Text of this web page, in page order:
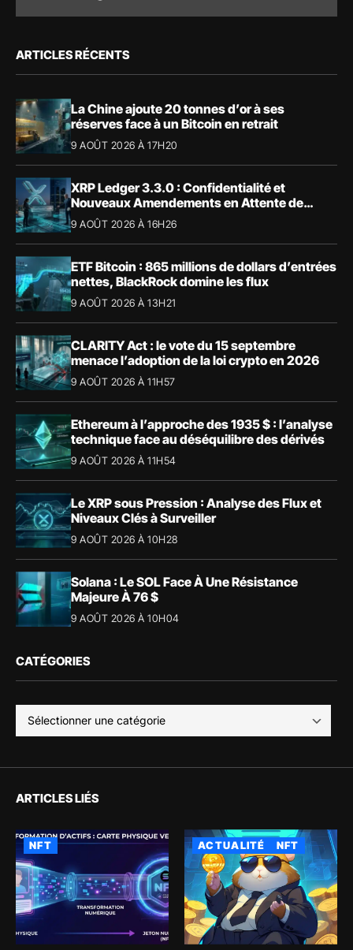
ARTICLES RÉCENTS
La Chine ajoute 20 tonnes d’or à ses
réserves face à un Bitcoin en retrait
9 AOÛT 2026 À 17H20
XRP Ledger 3.3.0 : Confidentialité et
Nouveaux Amendements en Attente de
Validation
9 AOÛT 2026 À 16H26
ETF Bitcoin : 865 millions de dollars d’entrées
nettes, BlackRock domine les flux
9 AOÛT 2026 À 13H21
CLARITY Act : le vote du 15 septembre
menace l’adoption de la loi crypto en 2026
9 AOÛT 2026 À 11H57
Ethereum à l’approche des 1935 $ : l’analyse
technique face au déséquilibre des dérivés
9 AOÛT 2026 À 11H54
Le XRP sous Pression : Analyse des Flux et
Niveaux Clés à Surveiller
9 AOÛT 2026 À 10H28
Solana : Le SOL Face À Une Résistance
Majeure À 76 $
9 AOÛT 2026 À 10H04
CATÉGORIES
ARTICLES LIÉS
NFT ACTUALITÉ NFT